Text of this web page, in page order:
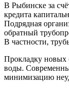
В Рыбинске за
кредита
Подрядная
обратный
В частности,
Прокладку новых
воды.
минимизацию